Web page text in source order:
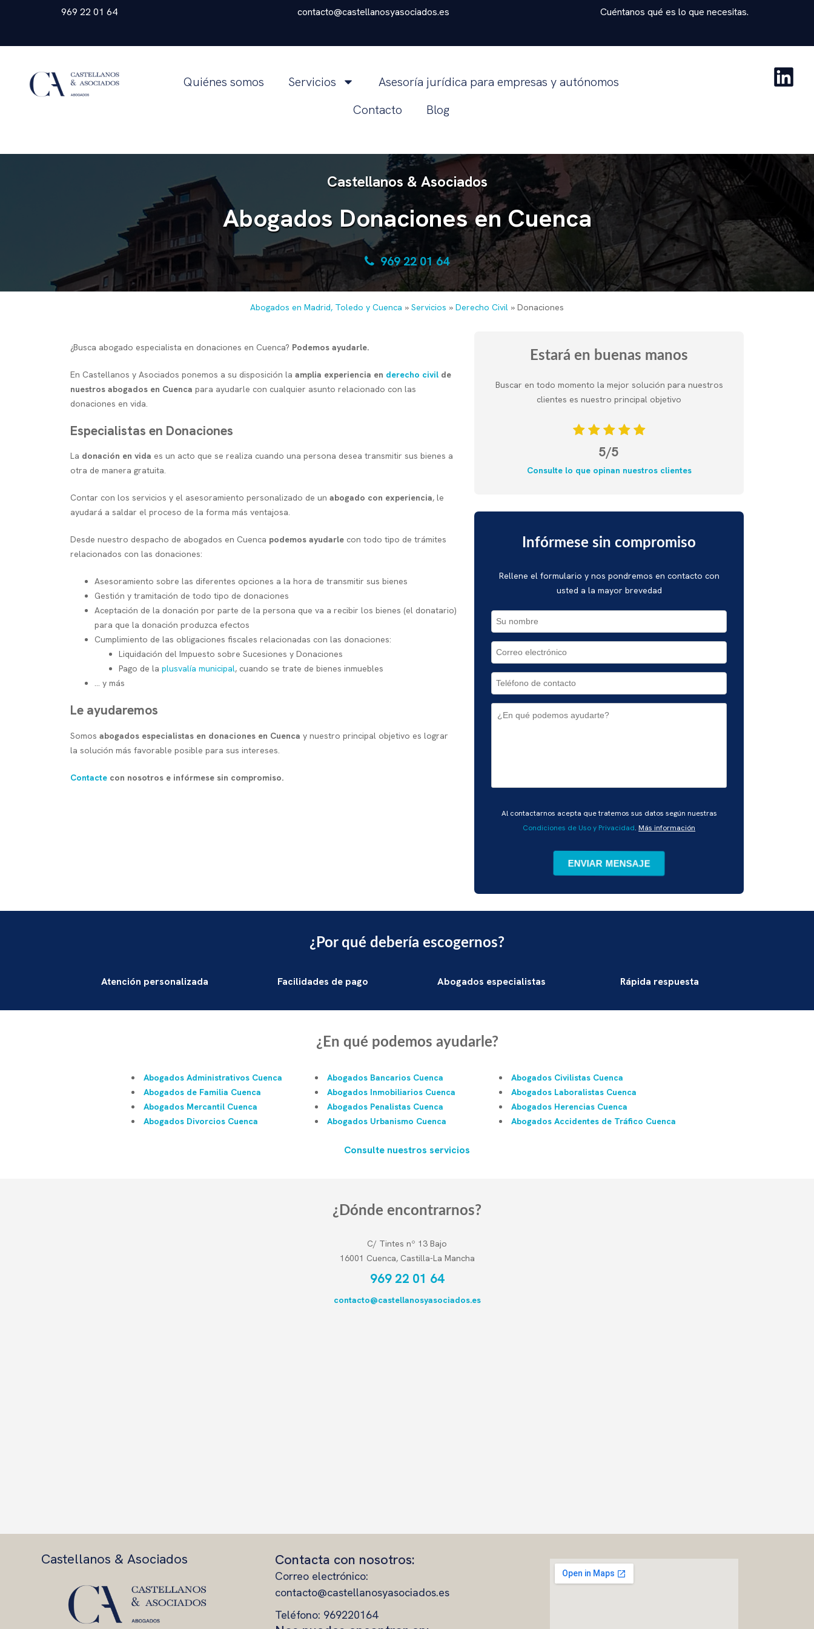
969 22 01 64 contacto@castellanosyasociados.es Cuéntanos qué es lo que necesitas.
Quiénes somos Servicios
Asesoría jurídica para empresas y autónomos
Contacto
Blog
Castellanos & Asociados
Abogados Donaciones en Cuenca
969 22 01 64
Abogados en Madrid, Toledo y Cuenca » Servicios » Derecho Civil » Donaciones
¿Busca abogado especialista en donaciones en Cuenca? Podemos ayudarle.
En Castellanos y Asociados ponemos a su disposición la amplia experiencia en derecho civil de
nuestros abogados en Cuenca para ayudarle con cualquier asunto relacionado con las
donaciones en vida.
Especialistas en Donaciones
La donación en vida es un acto que se realiza cuando una persona desea transmitir sus bienes a
otra de manera gratuita.
Contar con los servicios y el asesoramiento personalizado de un abogado con experiencia, le
ayudará a saldar el proceso de la forma más ventajosa.
Desde nuestro despacho de abogados en Cuenca podemos ayudarle con todo tipo de trámites
relacionados con las donaciones:
Asesoramiento sobre las diferentes opciones a la hora de transmitir sus bienes
Gestión y tramitación de todo tipo de donaciones
Aceptación de la donación por parte de la persona que va a recibir los bienes (el donatario)
para que la donación produzca efectos
Cumplimiento de las obligaciones fiscales relacionadas con las donaciones:
Liquidación del Impuesto sobre Sucesiones y Donaciones
Pago de la plusvalía municipal, cuando se trate de bienes inmuebles
... y más
Le ayudaremos
Somos abogados especialistas en donaciones en Cuenca y nuestro principal objetivo es lograr
la solución más favorable posible para sus intereses.
Contacte con nosotros e infórmese sin compromiso.
Estará en buenas manos
Buscar en todo momento la mejor solución para nuestros
clientes es nuestro principal objetivo
5/5
Consulte lo que opinan nuestros clientes
Infórmese sin compromiso
Rellene el formulario y nos pondremos en contacto con
usted a la mayor brevedad
favor,
Al contactarnos acepta que tratemos sus datos según nuestras
Condiciones de Uso y Privacidad. Más información
¿Por qué debería escogernos?
Atención personalizada Facilidades de pago Abogados especialistas Rápida respuesta
¿En qué podemos ayudarle?
Abogados Administrativos Cuenca Abogados Bancarios Cuenca
Abogados Civilistas Cuenca
Abogados de Familia Cuenca
Abogados Inmobiliarios Cuenca
Abogados Laboralistas Cuenca
Abogados Mercantil Cuenca
Abogados Penalistas Cuenca
Abogados Herencias Cuenca
Abogados Divorcios Cuenca
Abogados Urbanismo Cuenca Abogados Accidentes de Tráfico Cuenca
Consulte nuestros servicios
¿Dónde encontrarnos?
C/ Tintes nº 13 Bajo
16001 Cuenca, Castilla-La Mancha
969 22 01 64
contacto@castellanosyasociados.es
Castellanos & Asociados Contacta con nosotros:
Correo electrónico:
contacto@castellanosyasociados.es
Teléfono: 969220164